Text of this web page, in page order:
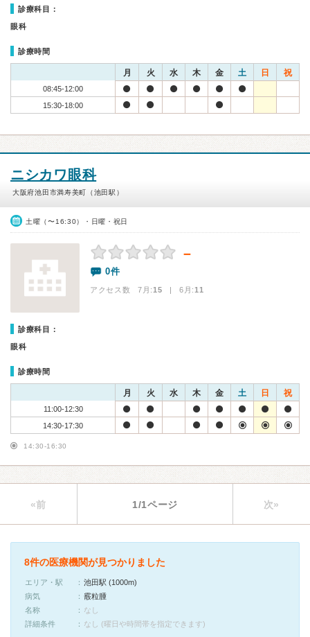
診療科目：
眼科
診療時間
月 火 水 木 金 土 日 祝
08:45-12:00
15:30-18:00
ニシカワ眼科
大阪府池田市満寿美町（池田駅）
土曜（〜16:30）・日曜・祝日
－
0件
アクセス数 7月:15 | 6月:11
診療科目：
眼科
診療時間
月 火 水 木 金 土 日 祝
11:00-12:30
14:30-17:30
14:30-16:30
«前 1/1ページ 次»
8件の医療機関が見つかりました
エリア・駅
池田駅 (1000m)
病気
霰粒腫
名称
なし
詳細条件
なし (曜日や時間帯を指定できます)